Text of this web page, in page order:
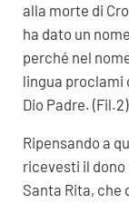
alla morte di
ha dato un
perché nel
lingua proclami
Dio Padre. (Fil.2)
Ripensando a
ricevesti il
Santa Rita, che